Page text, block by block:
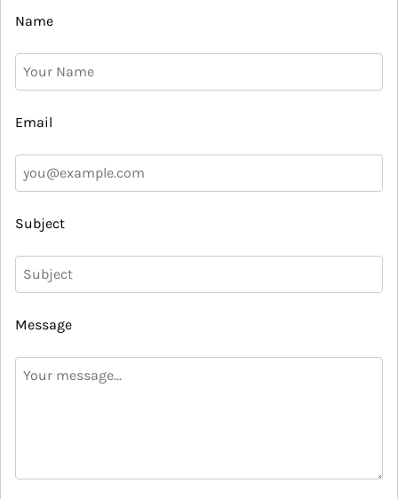
Name
Email
Subject
Message